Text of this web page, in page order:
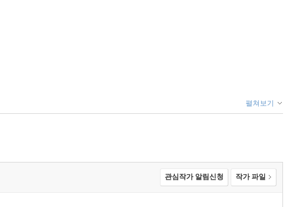
펼쳐보기
관심작가 알림신청 작가 파일